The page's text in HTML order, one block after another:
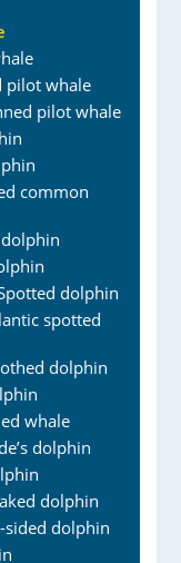
pilot whale
pilot whale
common
dolphin
spotted
dolphin
whale
dolphin
dolphin
sided dolphin